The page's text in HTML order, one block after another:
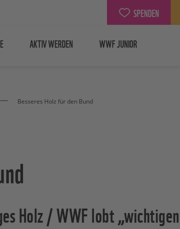
SPENDEN
AKTIV WERDEN WWF JUNIOR
Besseres Holz für den Bund
Holz / WWF lobt „wichtigen